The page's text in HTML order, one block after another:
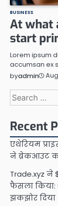
BUSINESS
At what
start
Lorem ipsum
accumsan ex
byadmin
Search
for:
Recent
एथेरियम
ने ब्रेकआउट
Trade.xyz
फैसला किया:
झकझोर दिया